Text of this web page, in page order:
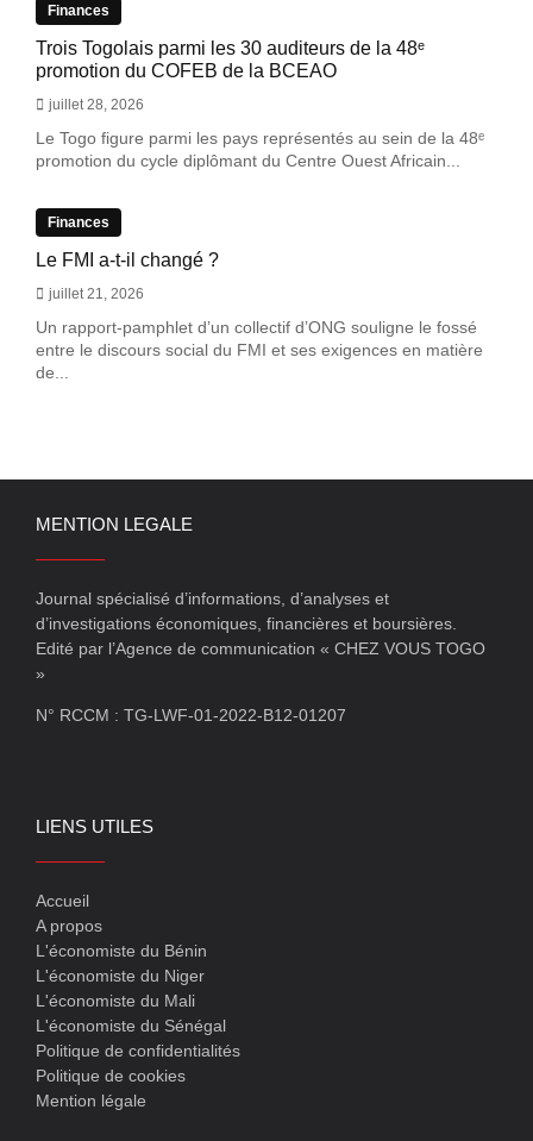
Finances
Trois Togolais parmi les 30 auditeurs de la 48ᵉ
promotion du COFEB de la BCEAO
juillet 28, 2026
Le Togo figure parmi les pays représentés au sein de la 48ᵉ
promotion du cycle diplômant du Centre Ouest Africain...
Finances
Le FMI a-t-il changé ?
juillet 21, 2026
Un rapport-pamphlet d’un collectif d’ONG souligne le fossé
entre le discours social du FMI et ses exigences en matière
de...
MENTION LEGALE
Journal spécialisé d’informations, d’analyses et
d’investigations économiques, financières et boursières.
Edité par l’Agence de communication « CHEZ VOUS TOGO
»
N° RCCM : TG-LWF-01-2022-B12-01207
LIENS UTILES
Accueil
A propos
L'économiste du Bénin
L'économiste du Niger
L'économiste du Mali
L'économiste du Sénégal
Politique de confidentialités
Politique de cookies
Mention légale